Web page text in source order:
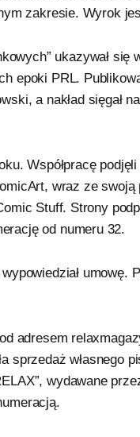
zakresie. Wyrok
ukazywał się
epoki PRL.
a nakład sięgał
Współpracę
wraz ze swoją
Stuff. Strony
od numeru 32.
umowę.
adresem
sprzedaż własnego
wydawane